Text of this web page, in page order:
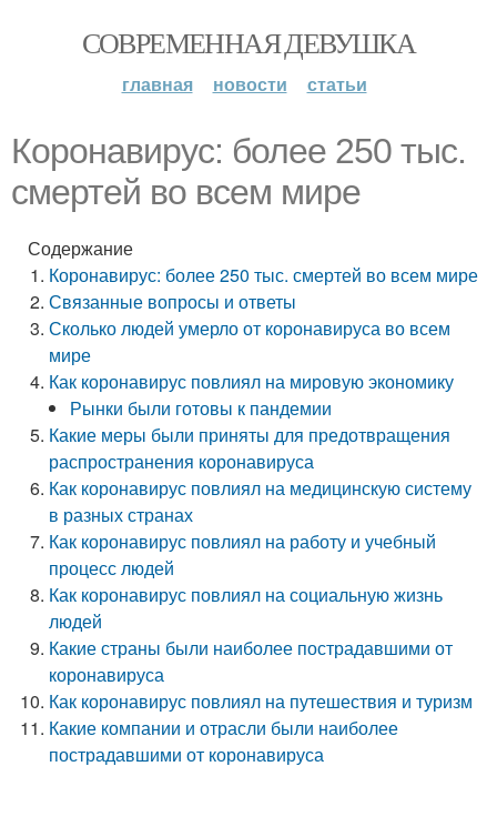
СОВРЕМЕННАЯ ДЕВУШКА
главная новости статьи
Коронавирус: более 250 тыс.
смертей во всем мире
Содержание
Коронавирус: более 250 тыс. смертей во всем мире
Связанные вопросы и ответы
Сколько людей умерло от коронавируса во всем
мире
Как коронавирус повлиял на мировую экономику
Рынки были готовы к пандемии
Какие меры были приняты для предотвращения
распространения коронавируса
Как коронавирус повлиял на медицинскую систему
в разных странах
Как коронавирус повлиял на работу и учебный
процесс людей
Как коронавирус повлиял на социальную жизнь
людей
Какие страны были наиболее пострадавшими от
коронавируса
Как коронавирус повлиял на путешествия и туризм
Какие компании и отрасли были наиболее
пострадавшими от коронавируса